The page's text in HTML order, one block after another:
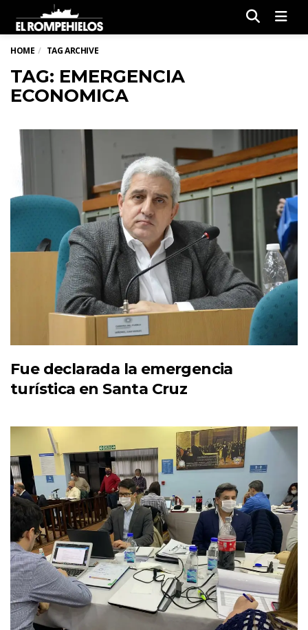
HOME TAG ARCHIVE
TAG: EMERGENCIA
ECONOMICA
Fue declarada la emergencia
turística en Santa Cruz